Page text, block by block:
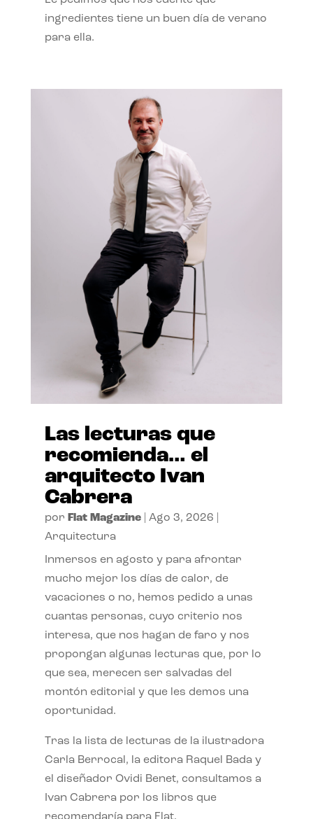
ingredientes tiene un buen día de verano
para ella.
Las lecturas que
recomienda… el
arquitecto Ivan
Cabrera
por Flat Magazine| Ago 3, 2026
Arquitectura
Inmersos en agosto y para afrontar
mucho mejor los días de calor, de
vacaciones o no, hemos pedido a unas
cuantas personas, cuyo criterio nos
interesa, que nos hagan de faro y nos
propongan algunas lecturas que, por lo
que sea, merecen ser salvadas del
montón editorial y que les demos una
oportunidad.
Tras la lista de lecturas de la ilustradora
Carla Berrocal, la editora Raquel Bada y
el diseñador Ovidi Benet, consultamos a
Ivan Cabrera por los libros que